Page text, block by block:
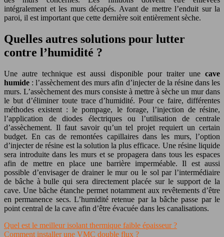
intégralement et les murs décapés. Avant de mettre l’enduit sur la
paroi, il est important que cette dernière soit entièrement sèche.
Quelles autres solutions pour lutter
contre l’humidité ?
Une autre technique est aussi disponible pour traiter une cave
humide : l’assèchement des murs afin d’injecter de la résine dans les
murs. L’assèchement des murs consiste à mettre à sèche un mur dans
le but d’éliminer toute trace d’humidité. Pour ce faire, différentes
méthodes existent : le pompage, le forage, l’injection de résine,
l’application de diodes électriques ou l’utilisation de centrale
d’assèchement. Il faut savoir qu’un tel projet requiert un certain
budget. En cas de remontées capillaires dans les murs, l’option
d’injecter de résine est la solution la plus efficace. Une résine liquide
sera introduite dans les murs et se propagera dans tous les espaces
afin de mettre en place une barrière imperméable. Il est aussi
possible d’envisager de drainer le mur ou le sol par l’intermédiaire
de bâche à bulle qui sera directement placée sur le support de la
cave. Une bâche étanche permet notamment aux revêtements d’être
en permanence secs. L’humidité retenue par la bâche passe par le
point central de la cave afin d’être évacuée dans les canalisations.
Quel est le meilleur isolant thermique faible épaisseur ?
Comment installer une VMC double flux ?